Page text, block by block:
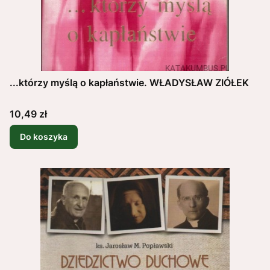
...którzy myślą o kapłaństwie. WŁADYSŁAW ZIÓŁEK
Cena
10,49 zł
Do koszyka